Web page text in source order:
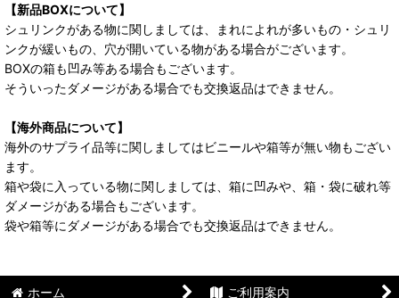
【新品BOXについて】
シュリンクがある物に関しましては、まれによれが多いもの・シュリ
ンクが緩いもの、穴が開いている物がある場合がございます。
BOXの箱も凹み等ある場合もございます。
そういったダメージがある場合でも交換返品はできません。
【海外商品について】
海外のサプライ品等に関しましてはビニールや箱等が無い物もござい
ます。
箱や袋に入っている物に関しましては、箱に凹みや、箱・袋に破れ等
ダメージがある場合もございます。
袋や箱等にダメージがある場合でも交換返品はできません。
ホーム ご利用案内